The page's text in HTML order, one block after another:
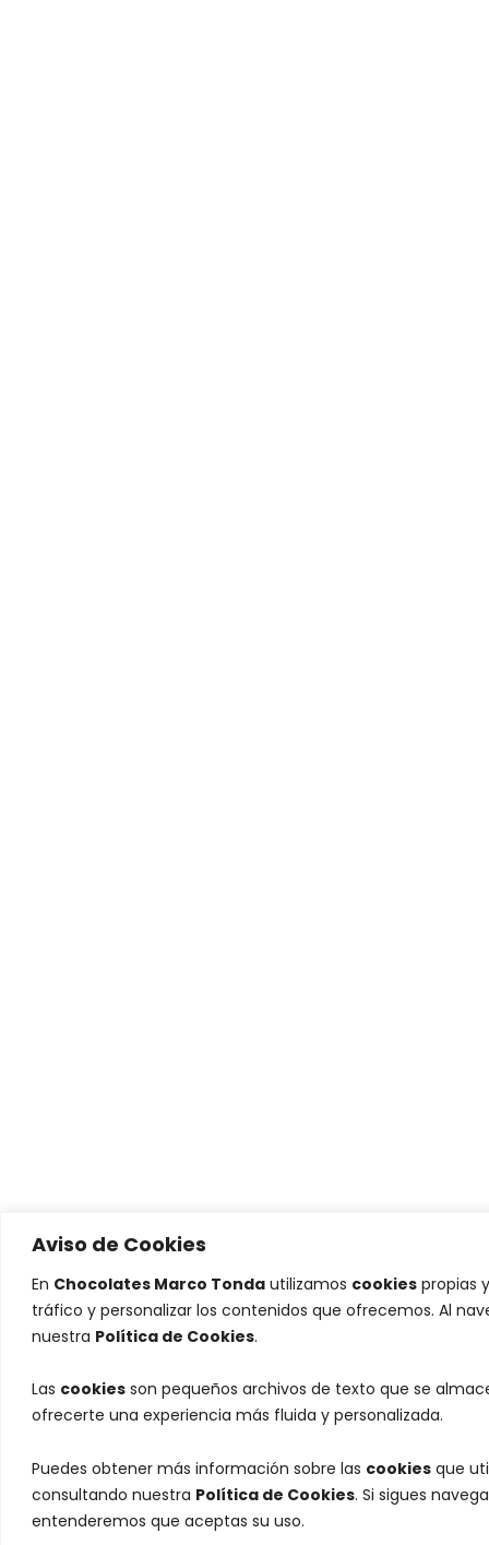
Aviso de Cookies
En Chocolates Marco Tonda utilizamos cookies propias
tráfico y personalizar los contenidos que ofrecemos. Al
nuestra Política de Cookies.
Las cookies son pequeños archivos de texto que se
ofrecerte una experiencia más fluida y personalizada.
Puedes obtener más información sobre las cookies que
consultando nuestra Política de Cookies. Si sigues
entenderemos que aceptas su uso.